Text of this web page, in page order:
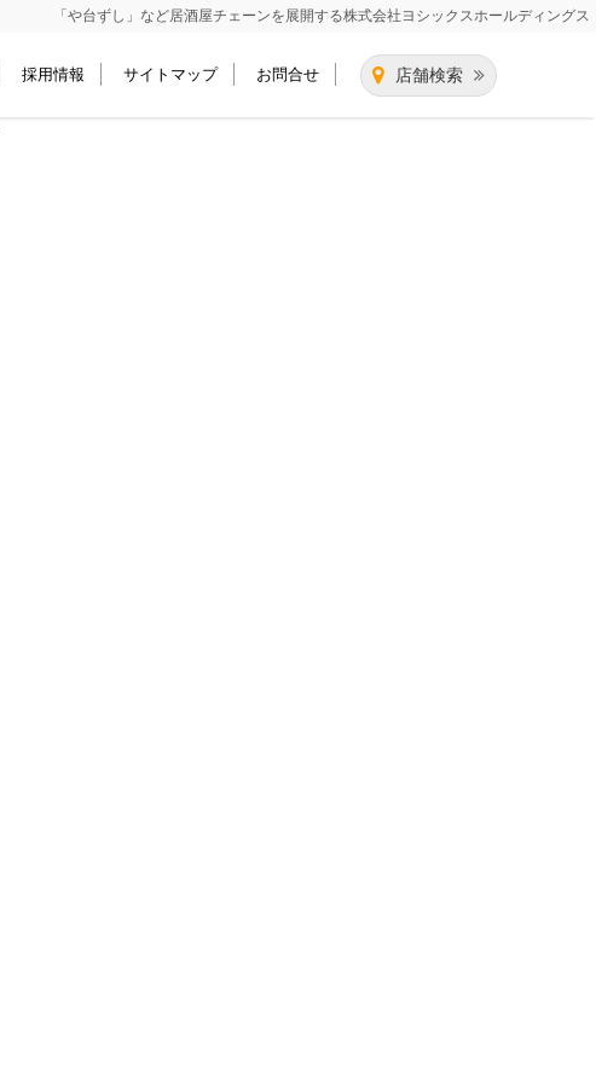
「や台ずし」など居酒屋チェーンを展開する株式会社ヨシックスホールディングス
店舗検索
採用情報 サイトマップ お問合せ